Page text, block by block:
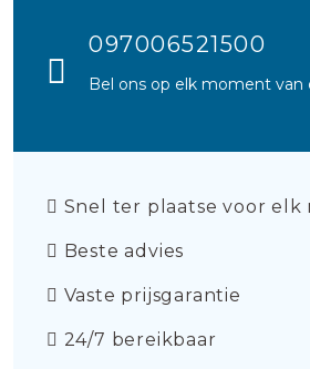
097006521500
Bel ons op elk moment van
Snel ter plaatse voor elk
Beste advies
Vaste prijsgarantie
24/7 bereikbaar